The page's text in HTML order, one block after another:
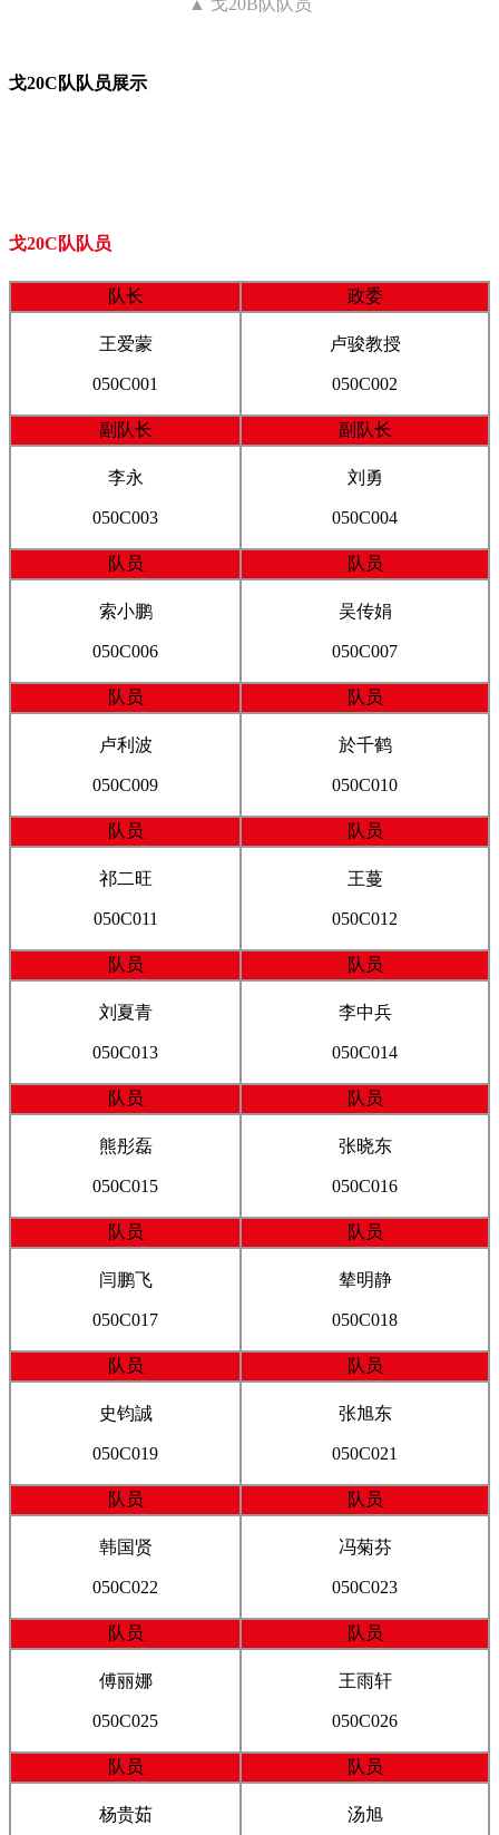
▲ 戈20B队队员
戈20C队队员展示
戈20C队队员
队长 政委
王爱蒙
050C001
卢骏教授
050C002
副队长 副队长
李永
050C003
刘勇
050C004
队员 队员
索小鹏
050C006
吴传娟
050C007
队员 队员
卢利波
050C009
於千鹤
050C010
队员 队员
祁二旺
050C011
王蔓
050C012
队员 队员
刘夏青
050C013
李中兵
050C014
队员 队员
熊彤磊
050C015
张晓东
050C016
队员 队员
闫鹏飞
050C017
辇明静
050C018
队员 队员
史钧誠
050C019
张旭东
050C021
队员 队员
韩国贤
050C022
冯菊芬
050C023
队员 队员
傅丽娜
050C025
王雨轩
050C026
队员 队员
杨贵茹 汤旭